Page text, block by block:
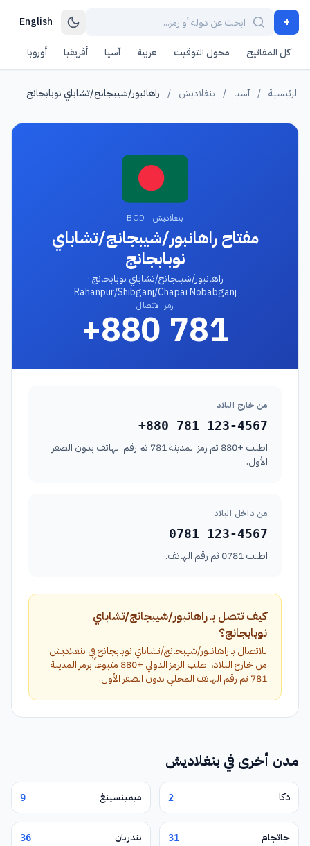
+
English
كل المفاتيح محول التوقيت عربية آسيا أفريقيا أوروبا
الرئيسية / آسيا / بنغلاديش / راهانبور/شيبجانج/تشاباي نوبابجانج
بنغلاديش · BGD
مفتاح راهانبور/شيبجانج/تشاباي
نوبابجانج
راهانبور/شيبجانج/تشاباي نوبابجانج ·
Rahanpur/Shibganj/Chapai Nobabganj
رمز الاتصال
+880 781
من خارج البلاد
+880 781 123-4567
اطلب +880 ثم رمز المدينة 781 ثم رقم الهاتف بدون الصفر
الأول.
من داخل البلاد
0781 123-4567
اطلب 0781 ثم رقم الهاتف.
كيف تتصل بـ راهانبور/شيبجانج/تشاباي
نوبابجانج؟
للاتصال بـ راهانبور/شيبجانج/تشاباي نوبابجانج في بنغلاديش
من خارج البلاد، اطلب الرمز الدولي +880 متبوعاً برمز المدينة
781 ثم رقم الهاتف المحلي بدون الصفر الأول.
مدن أخرى في بنغلاديش
دكا 2 ميمينسينغ 9
جاتجام 31 بندربان 36